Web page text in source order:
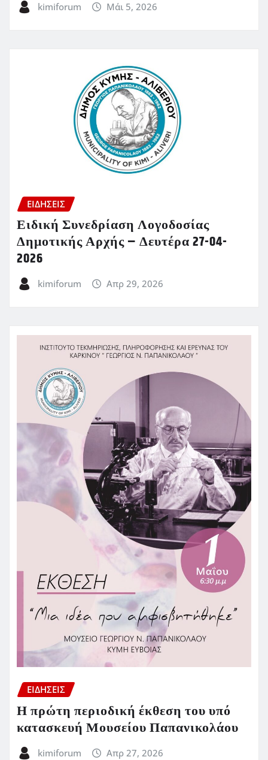
kimiforum Μάι 5, 2026
ΕΙΔΗΣΕΙΣ
Ειδική Συνεδρίαση Λογοδοσίας
Δημοτικής Αρχής – Δευτέρα 27-04-
2026
kimiforum Απρ 29, 2026
ΕΙΔΗΣΕΙΣ
Η πρώτη περιοδική έκθεση του υπό
κατασκευή Μουσείου Παπανικολάου
kimiforum Απρ 27, 2026